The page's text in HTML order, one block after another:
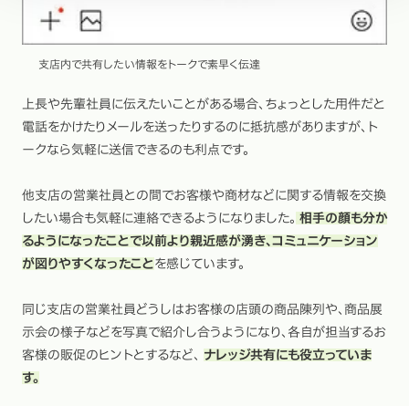
支店内で共有したい情報をトークで素早く伝達
上長や先輩社員に伝えたいことがある場合、ちょっとした用件だと
電話をかけたりメールを送ったりするのに抵抗感がありますが、ト
ークなら気軽に送信できるのも利点です。
他支店の営業社員との間でお客様や商材などに関する情報を交換
したい場合も気軽に連絡できるようになりました。 相手の顔も分か
るようになったことで以前より親近感が湧き、コミュニケーション
が図りやすくなったことを感じています。
同じ支店の営業社員どうしはお客様の店頭の商品陳列や、商品展
示会の様子などを写真で紹介し合うようになり、各自が担当するお
客様の販促のヒントとするなど、 ナレッジ共有にも役立っていま
す。